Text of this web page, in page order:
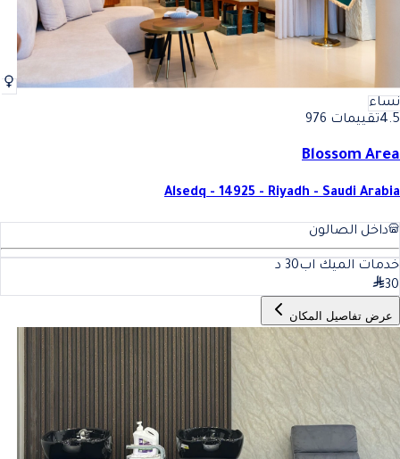
نساء
4.5تقييمات 976
Blossom Area
Alsedq - 14925 - Riyadh - Saudi Arabia
داخل الصالون
خدمات الميك اب30 د
30
عرض تفاصيل المكان